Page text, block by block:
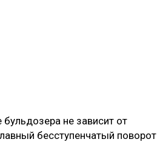
не зависит от
бесступенчатый поворот